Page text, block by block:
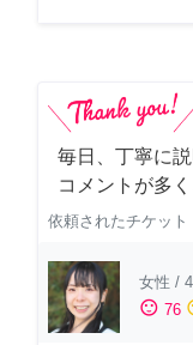
毎日、丁寧に
コメントが多
依頼されたチケット
女性 /
sentiment_satisfied 76